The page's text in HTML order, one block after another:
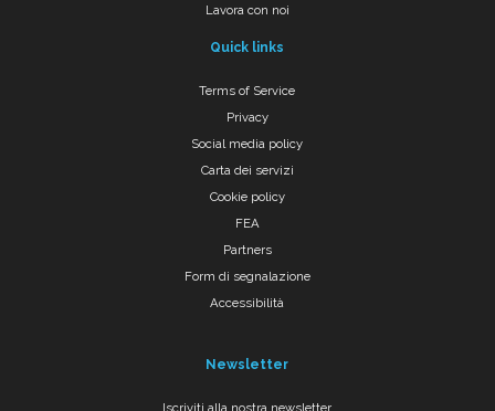
Lavora con noi
Quick links
Terms of Service
Privacy
Social media policy
Carta dei servizi
Cookie policy
FEA
Partners
Form di segnalazione
Accessibilità
Newsletter
Iscriviti alla nostra newsletter